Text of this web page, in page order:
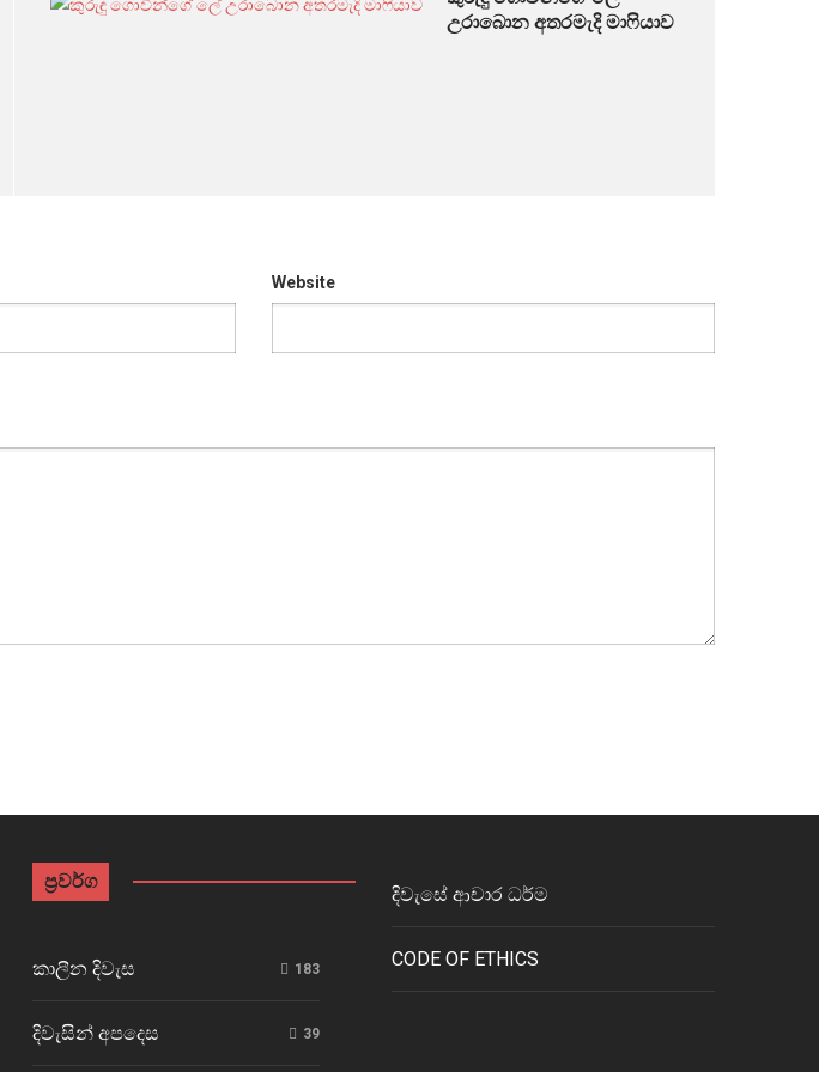
උරාබොන අතරමැදි මාෆියාව
Website
ප්‍රවර්ග
කාලීන දිවැස 183
දිවැසින් අපදෙස 39
දිවැසේ ආචාර ධර්ම
CODE OF ETHICS